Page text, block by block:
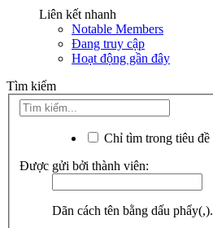
Liên kết nhanh
Notable Members
Đang truy cập
Hoạt động gần đây
Tìm kiếm
Chỉ tìm trong tiêu đề
Được gửi bởi thành viên:
Dãn cách tên bằng dấu phẩy(,).